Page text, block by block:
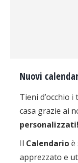
Nuovi
Tieni d’occhio
casa grazie ai
personalizzati!
Il Calendarioè
apprezzato e